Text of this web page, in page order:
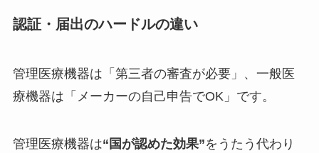
認証・届出のハードルの違い
管理医療機器は「第三者の審査が必要」、一般医
療機器は「メーカーの自己申告でOK」です。
管理医療機器は“国が認めた効果”をうたう代わり